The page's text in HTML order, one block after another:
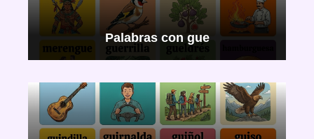
Palabras con gue